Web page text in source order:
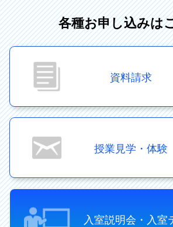
各種お申し込みは
資料請求
授業見学・体験
入室説明会・入室